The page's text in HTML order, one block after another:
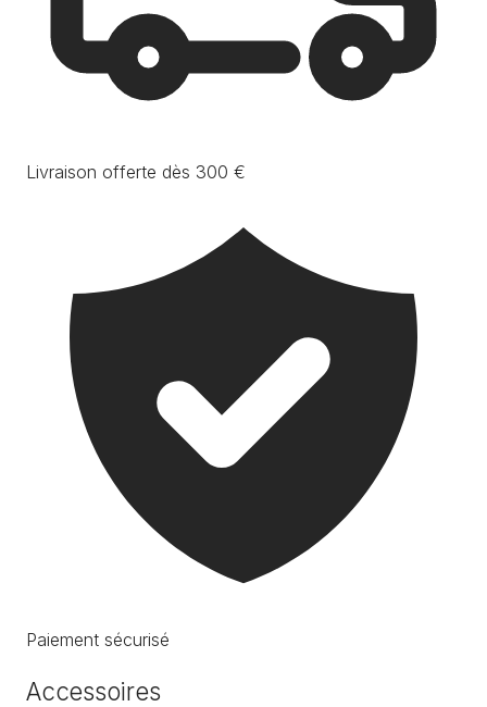
Livraison offerte dès 300 €
Paiement sécurisé
Accessoires